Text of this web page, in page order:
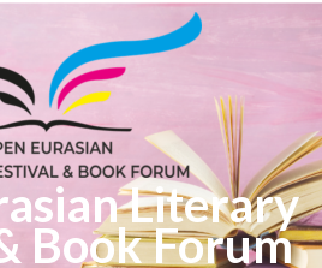
Literary
Book Forum